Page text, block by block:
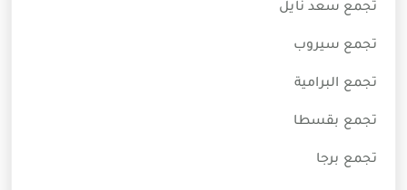
تجمع سعد نايل
تجمع سيروب
تجمع البرامية
تجمع بقسطا
تجمع برجا